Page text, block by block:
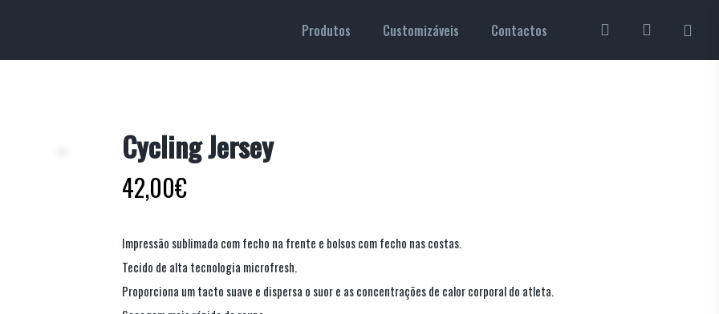
Produtos Customizáveis Contactos pesquisa account
Cycling Jersey
42,00€
Impressão sublimada com fecho na frente e bolsos com fecho nas costas.
Tecido de alta tecnologia microfresh.
Proporciona um tacto suave e dispersa o suor e as concentrações de calor corporal do atleta.